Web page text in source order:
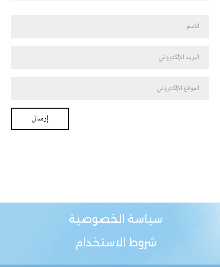
سياسة الخصوصية
شروط الاستخدام